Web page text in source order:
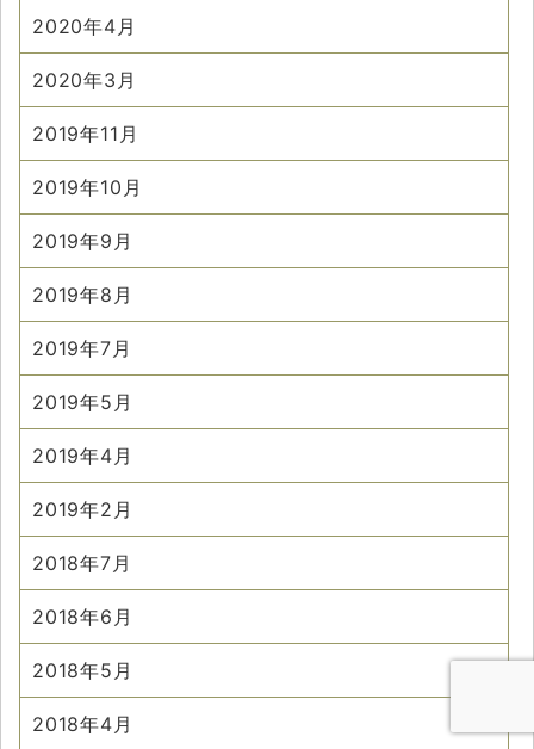
2020年4月
2020年3月
2019年11月
2019年10月
2019年9月
2019年8月
2019年7月
2019年5月
2019年4月
2019年2月
2018年7月
2018年6月
2018年5月
2018年4月